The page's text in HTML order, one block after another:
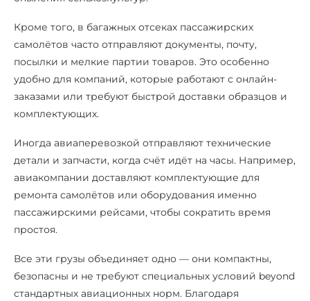
Кроме того, в багажных отсеках пассажирских
самолётов часто отправляют документы, почту,
посылки и мелкие партии товаров. Это особенно
удобно для компаний, которые работают с онлайн-
заказами или требуют быстрой доставки образцов и
комплектующих.
Иногда авиаперевозкой отправляют технические
детали и запчасти, когда счёт идёт на часы. Например,
авиакомпании доставляют комплектующие для
ремонта самолётов или оборудования именно
пассажирскими рейсами, чтобы сократить время
простоя.
Все эти грузы объединяет одно — они компактны,
безопасны и не требуют специальных условий beyond
стандартных авиационных норм. Благодаря